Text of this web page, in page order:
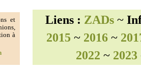
et
à
Liens : ZADs~
2015 ~ 2016~
2022 ~ 2023